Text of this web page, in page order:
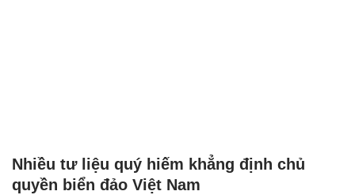
Nhiều tư liệu quý hiếm khẳng định chủ
quyền biển đảo Việt Nam